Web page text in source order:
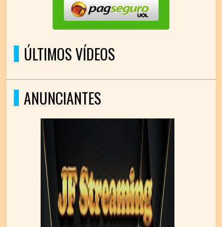
ÚLTIMOS VÍDEOS
ANUNCIANTES